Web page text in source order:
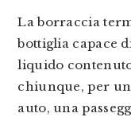
La borraccia
bottiglia capace
liquido
chiunque, per
auto, una